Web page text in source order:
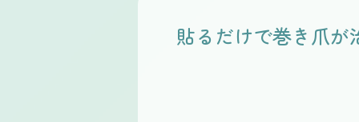
貼るだけで巻き爪が